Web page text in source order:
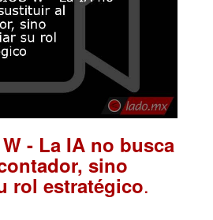
- La IA no busca
sino
rol estratégico.